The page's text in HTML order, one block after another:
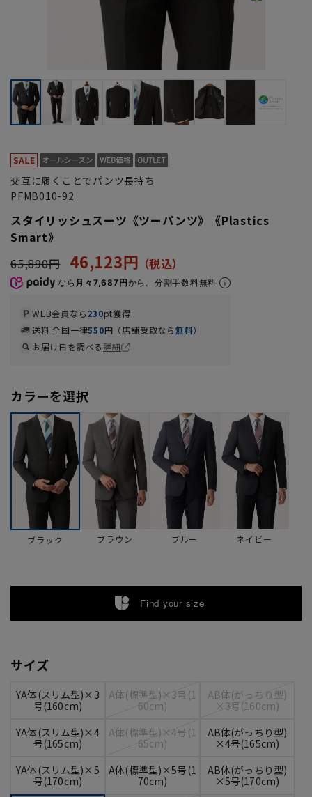
交互に履くことでパンツ長持ち
PFMB010-92
スタイリッシュスーツ《ツーパンツ》《Plastics
Smart》
65,890円
46,123円
なら 月々7,687円から。分割手数料無料
WEB会員なら230pt獲得
送料 全国一律550円（店舗受取なら無料）
お届け日を調べる詳細
カラーを選択
ブラック ブラウン ブルー ネイビー
Find your size
サイズ
YA体(スリム型)×3
号(160cm)
A体(標準型)×3号(1
60cm)
AB体(がっちり型)
×3号(160cm)
YA体(スリム型)×4
号(165cm)
A体(標準型)×4号(1
65cm)
AB体(がっちり型)
×4号(165cm)
YA体(スリム型)×5
号(170cm)
A体(標準型)×5号(1
70cm)
AB体(がっちり型)
×5号(170cm)